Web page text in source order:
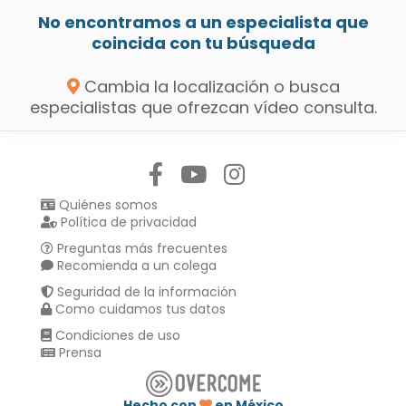
No encontramos a un especialista que
coincida con tu búsqueda
Cambia la localización o busca
especialistas que ofrezcan vídeo consulta.
Quiénes somos
Política de privacidad
Preguntas más frecuentes
Recomienda a un colega
Seguridad de la información
Como cuidamos tus datos
Condiciones de uso
Prensa